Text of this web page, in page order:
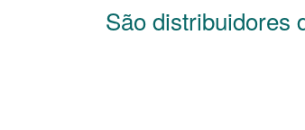
São distribuidores